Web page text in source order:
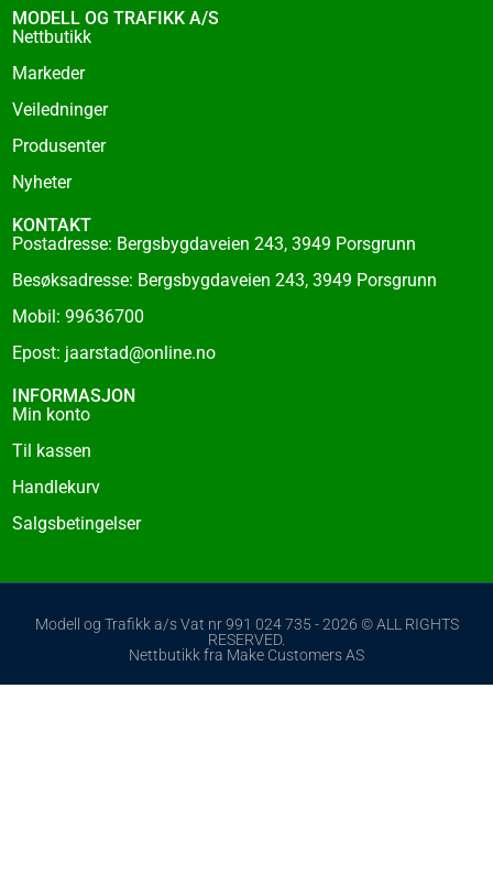
o
o
-
f
MODELL OG TRAFIKK A/S
Nettbutikk
Markeder
Veiledninger
Produsenter
Nyheter
KONTAKT
Postadresse: Bergsbygdaveien 243, 3949 Porsgrunn
Besøksadresse: Bergsbygdaveien 243, 3949 Porsgrunn
Mobil: 99636700
Epost: jaarstad@online.no
INFORMASJON
Min konto
Til kassen
Handlekurv
Salgsbetingelser
Modell og Trafikk a/s Vat nr 991 024 735 - 2026 © ALL RIGHTS
RESERVED.
Nettbutikk fra Make Customers AS